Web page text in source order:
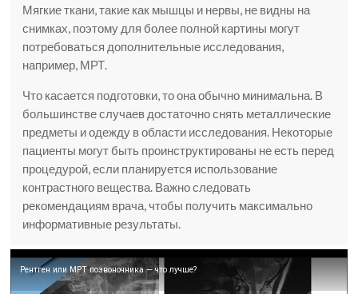
Мягкие ткани, такие как мышцы и нервы, не видны на
снимках, поэтому для более полной картины могут
потребоваться дополнительные исследования,
например, МРТ.
Что касается подготовки, то она обычно минимальна. В
большинстве случаев достаточно снять металлические
предметы и одежду в области исследования. Некоторые
пациенты могут быть проинструктированы не есть перед
процедурой, если планируется использование
контрастного вещества. Важно следовать
рекомендациям врача, чтобы получить максимально
информативные результаты.
Рентген или МРТ позвоночника — что лучше?